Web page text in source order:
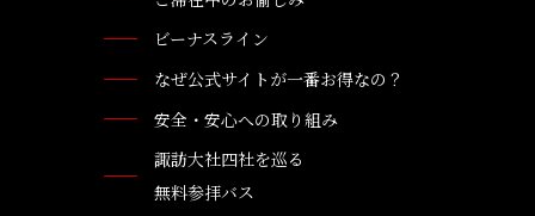
ビーナスライン
なぜ公式サイトが一番お得なの？
安全・安心への取り組み
諏訪大社四社を巡る
無料参拝バス